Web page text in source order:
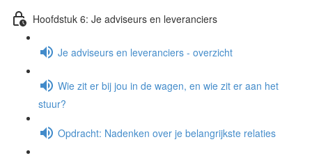
Hoofdstuk 6: Je adviseurs en leveranciers
Je adviseurs en leveranciers - overzicht
Wie zit er bij jou in de wagen, en wie zit er aan het
stuur?
Opdracht: Nadenken over je belangrijkste relaties